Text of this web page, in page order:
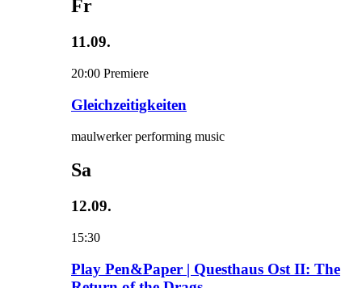
Fr
11.09.
20:00 Premiere
Gleichzeitigkeiten
maulwerker performing music
Sa
12.09.
15:30
Play Pen&Paper | Questhaus Ost II: The